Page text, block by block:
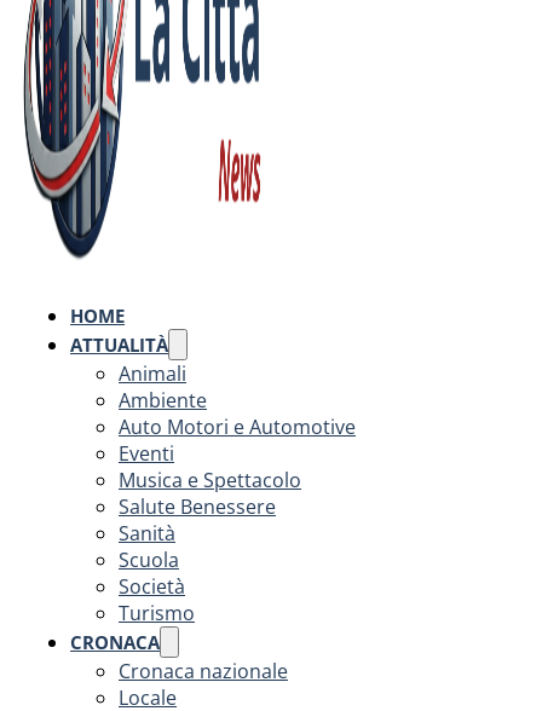
HOME
ATTUALITÀ
Animali
Ambiente
Auto Motori e Automotive
Eventi
Musica e Spettacolo
Salute Benessere
Sanità
Scuola
Società
Turismo
CRONACA
Cronaca nazionale
Locale